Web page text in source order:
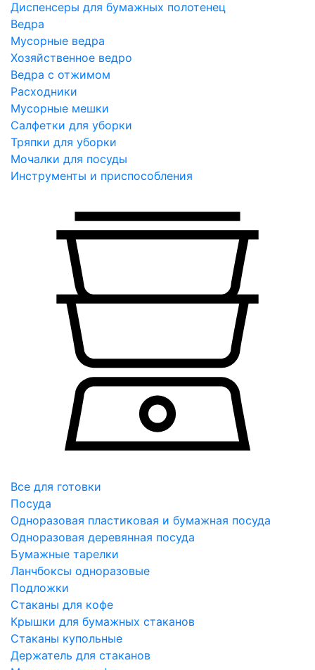
Диспенсеры для бумажных полотенец
Ведра
Мусорные ведра
Хозяйственное ведро
Ведра с отжимом
Расходники
Мусорные мешки
Салфетки для уборки
Тряпки для уборки
Мочалки для посуды
Инструменты и приспособления
Все для готовки
Посуда
Одноразовая пластиковая и бумажная посуда
Одноразовая деревянная посуда
Бумажные тарелки
Ланчбоксы одноразовые
Подложки
Стаканы для кофе
Крышки для бумажных стаканов
Стаканы купольные
Держатель для стаканов